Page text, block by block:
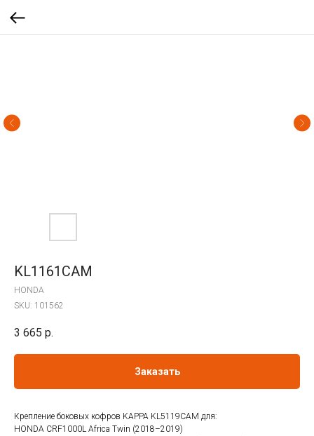
KL1161CAM
HONDA
SKU: 101562
3 665 р.
Заказать
Крепление боковых кофров KAPPA KL5119CAM для:
HONDA CRF1000L Africa Twin (2018–2019)